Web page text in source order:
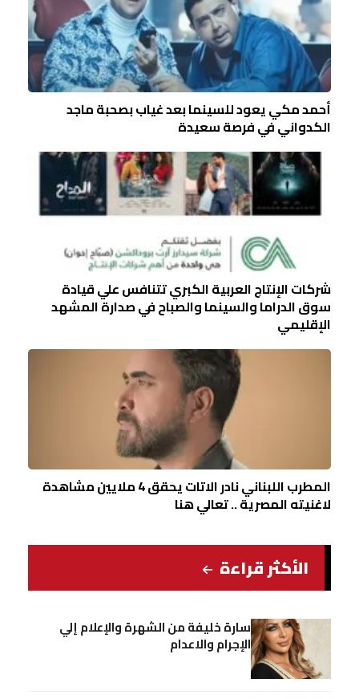
أحمد مكي يعود للسينما بعد غياب بصحبة ماجد
الكدواني في فرصة سعيدة
شركات الإنتاج العربية الكبري تتنافس علي قيادة
سوق الدراما والسينما والصباح في صدارة المشهد
الإقليمي
المطرب اللبناني نادر الاتات يحقق 4 ملايين مشاهدة
لاغنيته المصرية .. تعالي هنا
الأكثر قراءة
سارة خليفة من الشهرة والإعلام إلي
الإجرام والاعدام